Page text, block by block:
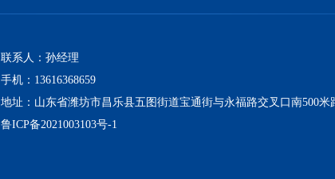
联系人：孙经理
手机：13616368659‬
地址：山东省潍坊市昌乐县五图街道宝通街与永福路交叉口南500米
鲁ICP备2021003103号-1